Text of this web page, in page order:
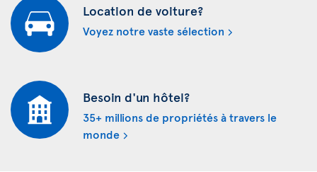
Location de voiture?
Voyez notre vaste sélection
Besoin d'un hôtel?
35+ millions de propriétés à travers le
monde